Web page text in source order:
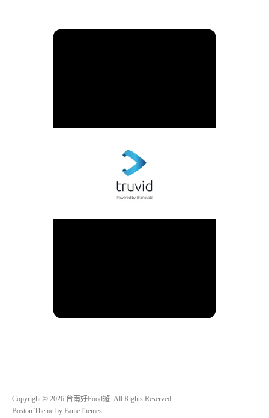
Copyright © 2026 台南好Food遊. All Rights Reserved.
Boston Theme by FameThemes